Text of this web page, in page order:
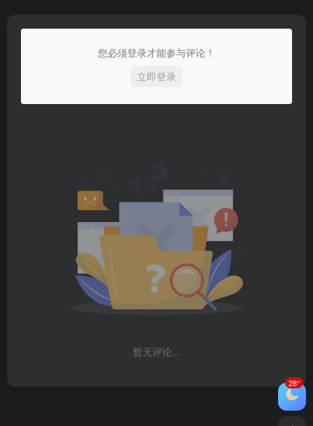
您必须登录才能参与评论！
立即登录
暂无评论...
28°